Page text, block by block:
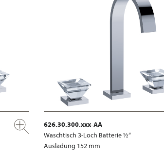
626.30.300.xxx-AA
Waschtisch 3-Loch Batterie ½“
Ausladung 152 mm